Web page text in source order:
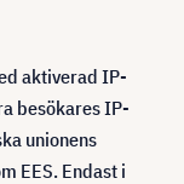
aktiverad IP-
besökares IP-
unionens
EES. Endast i